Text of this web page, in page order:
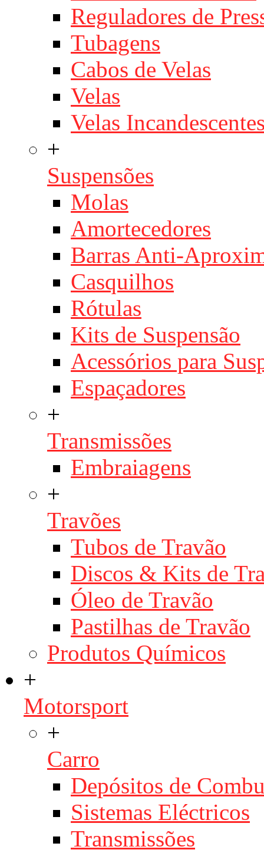
Reguladores de
Tubagens
Cabos de Velas
Velas
Velas
+
Suspensões
Molas
Amortecedores
Barras Anti-
Casquilhos
Rótulas
Kits de Suspensão
Acessórios para
Espaçadores
+
Transmissões
Embraiagens
+
Travões
Tubos de Travão
Discos & Kits de
Óleo de Travão
Pastilhas de Travão
Produtos Químicos
+
Motorsport
+
Carro
Depósitos de
Sistemas Eléctricos
Transmissões